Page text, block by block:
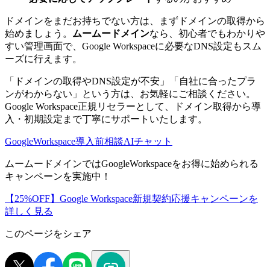
ドメインをまだお持ちでない方は、まずドメインの取得から
始めましょう。 ムームードメインなら、初心者でもわかりや
すい管理画面で、Google Workspaceに必要なDNS設定もスム
ーズに行えます。
「ドメインの取得やDNS設定が不安」「自社に合ったプラ
ンがわからない」という方は、お気軽にご相談ください。
Google Workspace正規リセラーとして、ドメイン取得から導
入・初期設定まで丁寧にサポートいたします。
GoogleWorkspace導入前相談AIチャット
ムームードメインではGoogleWorkspaceをお得に始められる
キャンペーンを実施中！
【25%OFF】Google Workspace新規契約応援キャンペーンを
詳しく見る
このページをシェア